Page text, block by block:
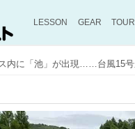
LESSON GEAR TOUR